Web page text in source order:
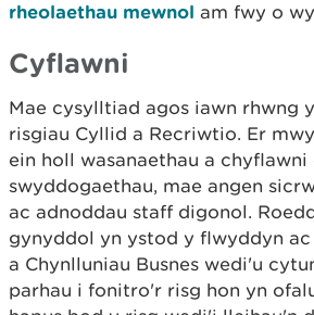
rheolaethau mewnol am fwy o
Cyflawni
Mae cysylltiad agos iawn rhwng
risgiau Cyllid a Recriwtio. Er
ein holl wasanaethau a chyflawni
swyddogaethau, mae angen
ac adnoddau staff digonol.
gynyddol yn ystod y flwyddyn
a Chynlluniau Busnes wedi'u
parhau i fonitro'r risg hon yn